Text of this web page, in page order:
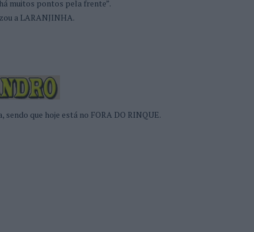
muitos pontos pela frente”.
a LARANJINHA.
que hoje está no FORA DO RINQUE.